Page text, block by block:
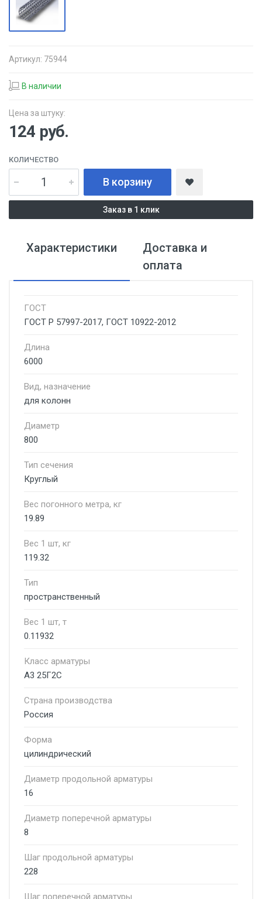
Артикул: 75944
В наличии
Цена за штуку:
124 руб.
КОЛИЧЕСТВО
В корзину
Заказ в 1 клик
Характеристики
Доставка и
оплата
ГОСТ
ГОСТ Р 57997-2017, ГОСТ 10922-2012
Длина
6000
Вид, назначение
для колонн
Диаметр
800
Тип сечения
Круглый
Вес погонного метра, кг
19.89
Вес 1 шт, кг
119.32
Тип
пространственный
Вес 1 шт, т
0.11932
Класс арматуры
А3 25Г2С
Страна производства
Россия
Форма
цилиндрический
Диаметр продольной арматуры
16
Диаметр поперечной арматуры
8
Шаг продольной арматуры
228
Шаг поперечной арматуры